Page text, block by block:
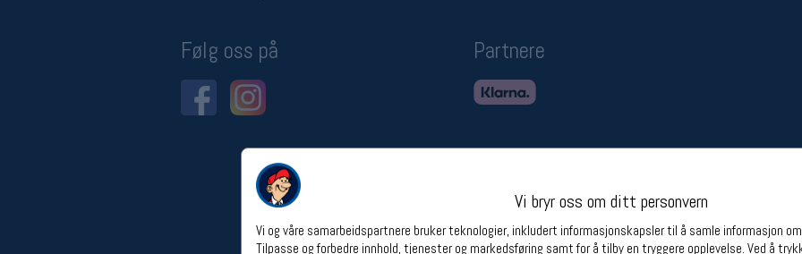
Vi bryr oss om ditt personvern
Vi og våre samarbeidspartnere bruker teknologier, inkludert informasjonskapsler til å samle informasjon
Tilpasse og forbedre innhold, tjenester og markedsføring samt for å tilby en tryggere opplevelse. Ved å
Følg oss på Partnere